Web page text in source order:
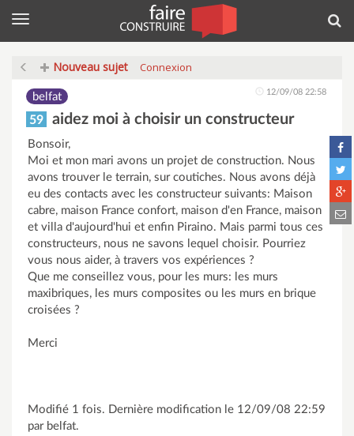
Menu
Nouveau sujet Connexion
belfat 12/09/08 22:58
59 aidez moi à choisir un constructeur
Bonsoir,
Moi et mon mari avons un projet de construction. Nous
avons trouver le terrain, sur coutiches. Nous avons déjà
eu des contacts avec les constructeur suivants: Maison
cabre, maison France confort, maison d'en France, maison
et villa d'aujourd'hui et enfin Piraino. Mais parmi tous ces
constructeurs, nous ne savons lequel choisir. Pourriez
vous nous aider, à travers vos expériences ?
Que me conseillez vous, pour les murs: les murs
maxibriques, les murs composites ou les murs en brique
croisées ?
Merci
Modifié 1 fois. Dernière modification le 12/09/08 22:59
par belfat.